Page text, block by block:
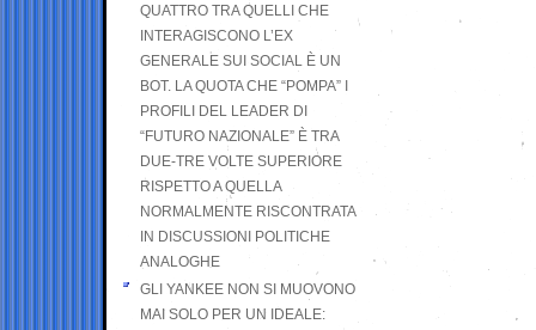
QUATTRO TRA QUELLI CHE
INTERAGISCONO L’EX
GENERALE SUI SOCIAL È UN
BOT. LA QUOTA CHE “POMPA” I
PROFILI DEL LEADER DI
“FUTURO NAZIONALE” È TRA
DUE-TRE VOLTE SUPERIORE
RISPETTO A QUELLA
NORMALMENTE RISCONTRATA
IN DISCUSSIONI POLITICHE
ANALOGHE
GLI YANKEE NON SI MUOVONO
MAI SOLO PER UN IDEALE: